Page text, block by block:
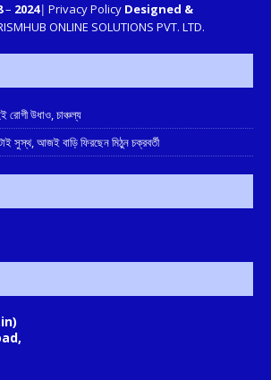
– 2024| Privacy Policy Designed &
ONLINE SOLUTIONS PVT. LTD.
রোগী উধাও, চাঞ্চল্য
সুস্থ, আজই বাড়ি ফিরছেন মিঠুন চক্রবর্তী